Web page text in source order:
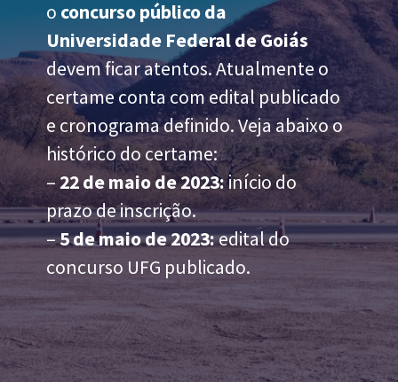
o concurso público da
Universidade Federal de Goiás
devem ficar atentos. Atualmente o
certame conta com edital publicado
e cronograma definido. Veja abaixo o
histórico do certame:
–22 de maio de 2023:início do
prazo de inscrição.
–5 de maio de 2023:edital do
concurso UFG publicado.